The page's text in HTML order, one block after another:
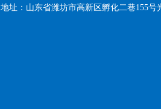
地址：山东省潍坊市高新区孵化二巷155